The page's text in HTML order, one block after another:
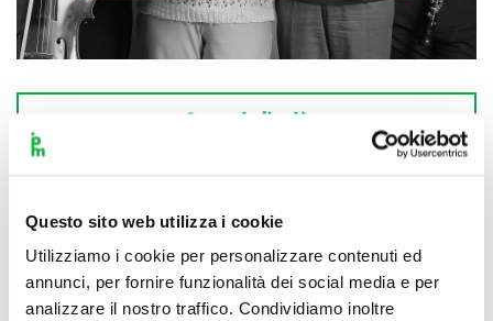
Questo sito web utilizza i cookie
Utilizziamo i cookie per personalizzare contenuti ed
annunci, per fornire funzionalità dei social media e per
analizzare il nostro traffico. Condividiamo inoltre
Scopri di più